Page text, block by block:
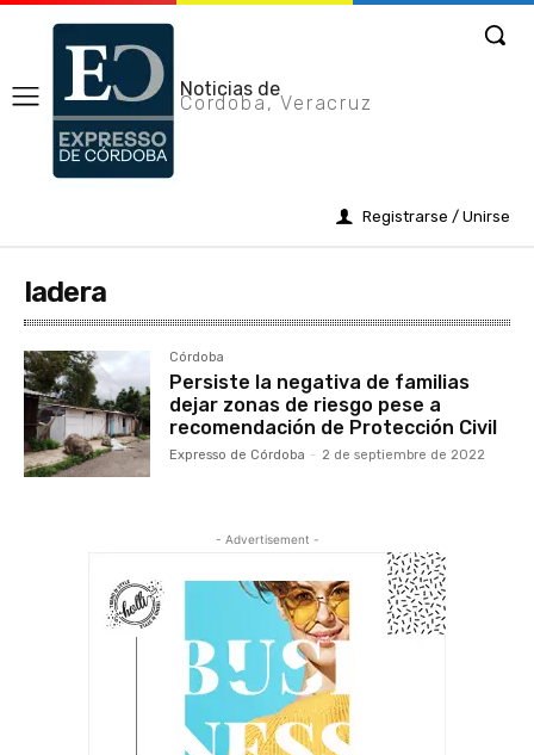
Noticias de
Cordoba, Veracruz
Registrarse / Unirse
ladera
Córdoba
Persiste la negativa de familias
dejar zonas de riesgo pese a
recomendación de Protección Civil
Expresso de Córdoba - 2 de septiembre de 2022
- Advertisement -